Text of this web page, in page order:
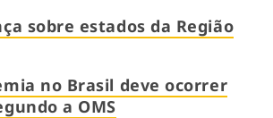
sobre estados da Região
no Brasil deve ocorrer
a OMS